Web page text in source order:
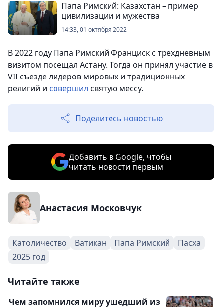
Папа Римский: Казахстан – пример
цивилизации и мужества
14:33, 01 октября 2022
В 2022 году Папа Римский Франциск с трехдневным
визитом посещал Астану. Тогда он принял участие в
VII съезде лидеров мировых и традиционных
религий и совершил святую мессу.
Поделитесь новостью
Добавить в Google, чтобы
читать новости первым
Анастасия Московчук
Католичество Ватикан Папа Римский
Пасха
2025 год
Читайте также
Чем запомнился миру ушедший из